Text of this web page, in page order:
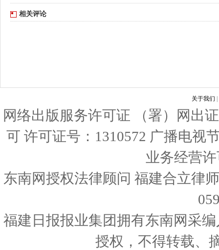
相关评论
关于我们
网络出版服务许可证 （署）网出
可 许可证号：1310572 广播电视
业务经营
东南网授权法律顾问 福建合立律
福建日报报业集团拥有东南网采
授权，不得转载、